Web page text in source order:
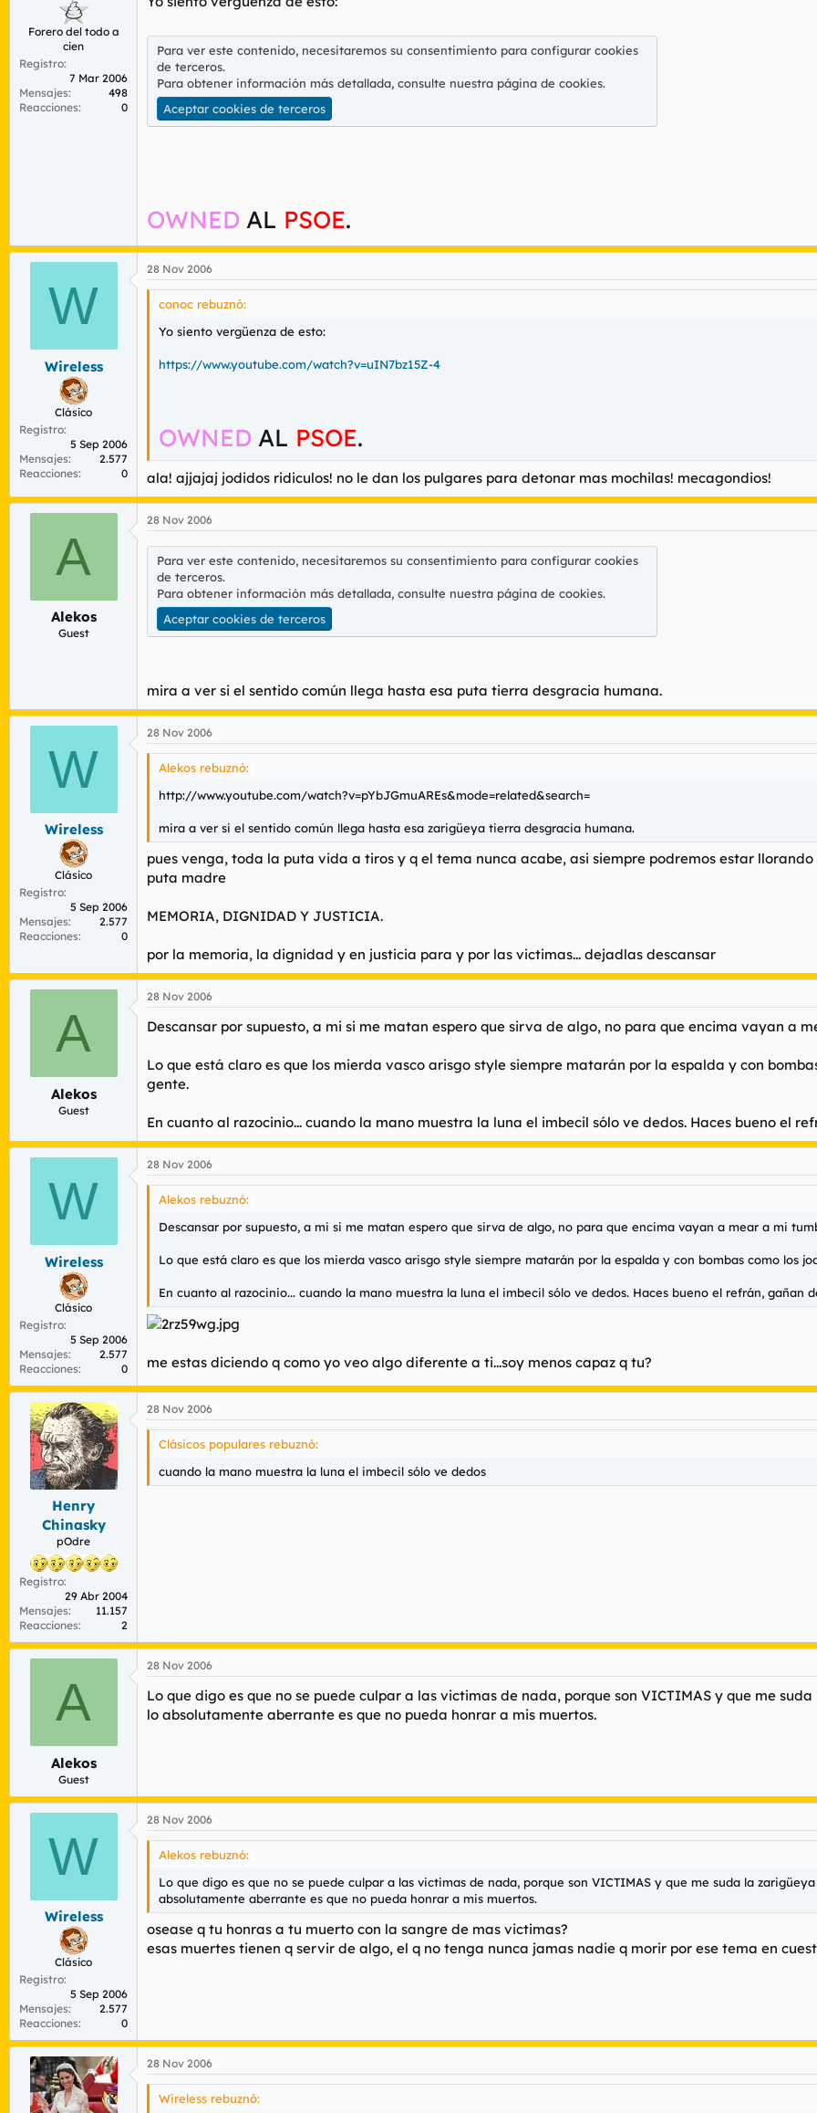
Forero del todo a
cien
Registro
7 Mar 2006
Mensajes
498
Reacciones
0
Para ver este contenido, necesitaremos su consentimiento para configurar cookies
de terceros.
Para obtener información más detallada, consulte nuestra página de cookies.
Aceptar cookies de terceros
OWNED AL PSOE.
W
Wireless
Clásico
Registro
5 Sep 2006
Mensajes
2.577
Reacciones
0
28 Nov 2006
conoc rebuznó:
Yo siento vergüenza de esto:
https://www.youtube.com/watch?v=uIN7bz15Z-4
OWNED AL PSOE.
ala! ajjajaj jodidos ridiculos! no le dan los pulgares para detonar mas mochilas! mecagondios!
A
Alekos
Guest
28 Nov 2006
Para ver este contenido, necesitaremos su consentimiento para configurar cookies
de terceros.
Para obtener información más detallada, consulte nuestra página de cookies.
Aceptar cookies de terceros
mira a ver si el sentido común llega hasta esa puta tierra desgracia humana.
W
Wireless
Clásico
Registro
5 Sep 2006
Mensajes
2.577
Reacciones
0
28 Nov 2006
Alekos rebuznó:
http://www.youtube.com/watch?v=pYbJGmuAREs&mode=related&search=
mira a ver si el sentido común llega hasta esa zarigüeya tierra desgracia humana.
pues venga, toda la puta vida a tiros y q el tema nunca acabe, asi siempre podremos estar
puta madre
MEMORIA, DIGNIDAD Y JUSTICIA.
por la memoria, la dignidad y en justicia para y por las victimas... dejadlas descansar
A
Alekos
Guest
28 Nov 2006
Descansar por supuesto, a mi si me matan espero que sirva de algo, no para que encima vayan a
Lo que está claro es que los mierda vasco arisgo style siempre matarán por la espalda y con
gente.
En cuanto al razocinio... cuando la mano muestra la luna el imbecil sólo ve dedos. Haces bueno el
W
Wireless
Clásico
Registro
5 Sep 2006
Mensajes
2.577
Reacciones
0
28 Nov 2006
Alekos rebuznó:
Descansar por supuesto, a mi si me matan espero que sirva de algo, no para que encima vayan a mear a mi
Lo que está claro es que los mierda vasco arisgo style siempre matarán por la espalda y con bombas como los
En cuanto al razocinio... cuando la mano muestra la luna el imbecil sólo ve dedos. Haces bueno el refrán, gañan
me estas diciendo q como yo veo algo diferente a ti...soy menos capaz q tu?
Henry
Chinasky
pOdre
Registro
29 Abr 2004
Mensajes
11.157
Reacciones
2
28 Nov 2006
Clásicos populares rebuznó:
cuando la mano muestra la luna el imbecil sólo ve dedos
A
Alekos
Guest
28 Nov 2006
Lo que digo es que no se puede culpar a las victimas de nada, porque son VICTIMAS y que me
lo absolutamente aberrante es que no pueda honrar a mis muertos.
W
Wireless
Clásico
Registro
5 Sep 2006
Mensajes
2.577
Reacciones
0
28 Nov 2006
Alekos rebuznó:
Lo que digo es que no se puede culpar a las victimas de nada, porque son VICTIMAS y que me suda la
absolutamente aberrante es que no pueda honrar a mis muertos.
osease q tu honras a tu muerto con la sangre de mas victimas?
esas muertes tienen q servir de algo, el q no tenga nunca jamas nadie q morir por ese tema en
28 Nov 2006
Wireless rebuznó: